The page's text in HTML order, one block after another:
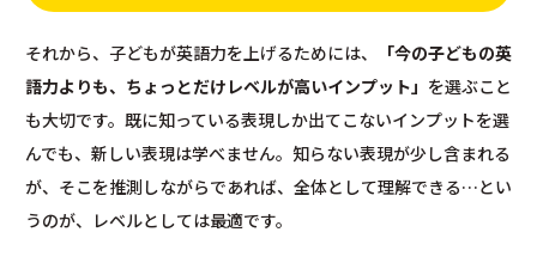
それから、子どもが英語力を上げるためには、
「今の子どもの英
語力よりも、ちょっとだけレベルが高いインプット」 を選ぶこと
も大切です。既に知っている表現しか出てこないインプットを選
んでも、新しい表現は学べません。知らない表現が少し含まれる
が、そこを推測しながらであれば、全体として理解できる…とい
うのが、レベルとしては最適です。